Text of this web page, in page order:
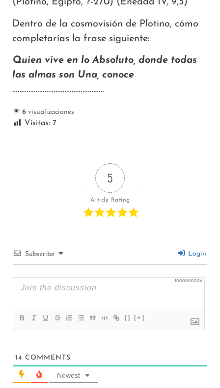
(Plotino, Egipto, ?-270) (Enéada IV, 9,5)
Dentro de la cosmovisión de Plotino, cómo
completarías la frase siguiente:
Quien vive en lo Absoluto, donde todas
las almas son Una, conoce
……………………………………………
6visualizaciones
Visitas: 7
5
Article Rating
Subscribe Login
1000000006
{} [+]
14 COMMENTS
Newest